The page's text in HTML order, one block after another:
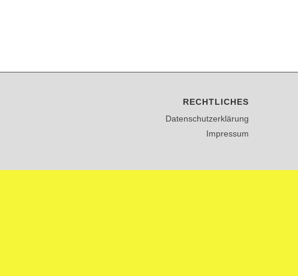
RECHTLICHES
Datenschutzerklärung
Impressum